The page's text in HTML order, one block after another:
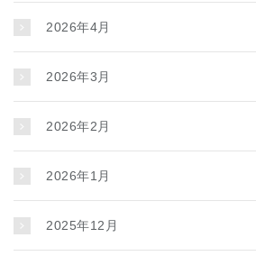
2026年4月
2026年3月
2026年2月
2026年1月
2025年12月